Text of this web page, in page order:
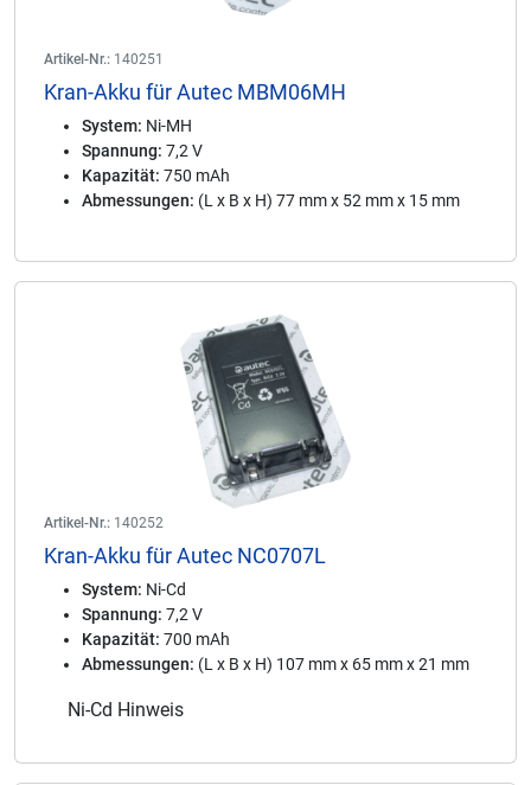
Artikel-Nr.: 140251
Kran-Akku für Autec MBM06MH
System: Ni-MH
Spannung: 7,2 V
Kapazität: 750 mAh
Abmessungen: (L x B x H) 77 mm x 52 mm x 15 mm
Artikel-Nr.: 140252
Kran-Akku für Autec NC0707L
System: Ni-Cd
Spannung: 7,2 V
Kapazität: 700 mAh
Abmessungen: (L x B x H) 107 mm x 65 mm x 21 mm
Ni-Cd Hinweis